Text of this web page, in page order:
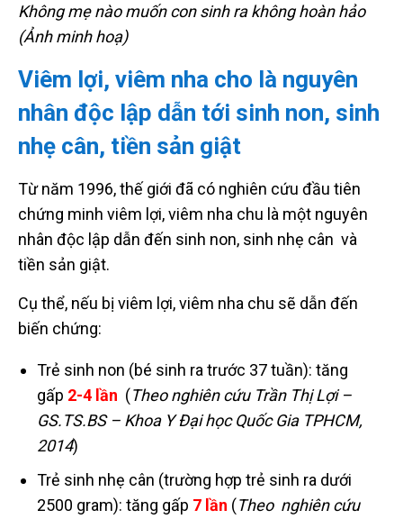
Không mẹ nào muốn con sinh ra không hoàn hảo
(Ảnh minh hoạ)
Viêm lợi, viêm nha cho là nguyên
nhân độc lập dẫn tới sinh non, sinh
nhẹ cân, tiền sản giật
Từ năm 1996, thế giới đã có nghiên cứu đầu tiên
chứng minh viêm lợi, viêm nha chu là một nguyên
nhân độc lập dẫn đến sinh non, sinh nhẹ cân và
tiền sản giật.
Cụ thể, nếu bị viêm lợi, viêm nha chu sẽ dẫn đến
biến chứng:
Trẻ sinh non (bé sinh ra trước 37 tuần): tăng
gấp 2-4 lần (Theo nghiên cứu Trần Thị Lợi –
GS.TS.BS – Khoa Y Đại học Quốc Gia TPHCM,
2014)
Trẻ sinh nhẹ cân (trường hợp trẻ sinh ra dưới
2500 gram): tăng gấp 7 lần (Theo nghiên cứu